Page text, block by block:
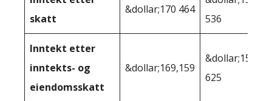
skatt
&dollar;170 464
536
Inntekt etter
inntekts- og
eiendomsskatt
&dollar;169,159
&dollar;155
625